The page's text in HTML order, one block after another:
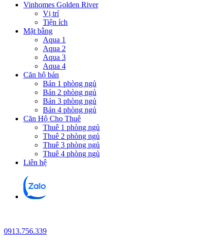
Vinhomes Golden River
Vị trí
Tiện ích
Mặt bằng
Aqua 1
Aqua 2
Aqua 3
Aqua 4
Căn hộ bán
Bán 1 phòng ngủ
Bán 2 phòng ngủ
Bán 3 phòng ngủ
Bán 4 phòng ngủ
Căn Hộ Cho Thuê
Thuê 1 phòng ngủ
Thuê 2 phòng ngủ
Thuê 3 phòng ngủ
Thuê 4 phòng ngủ
Liên hệ
0913.756.339